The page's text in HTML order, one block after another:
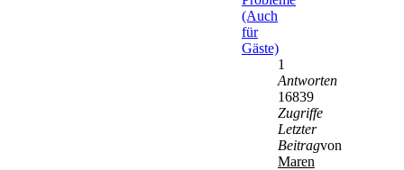
(Auch
für
Gäste)
1
Antworten
16839
Zugriffe
Letzter
Beitragvon
Maren